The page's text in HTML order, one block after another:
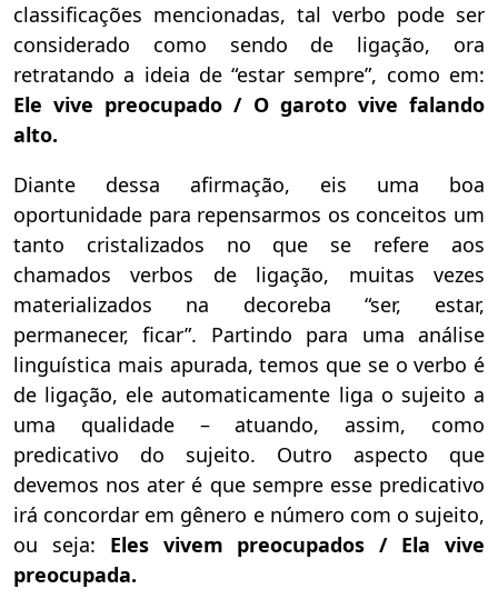
classificações mencionadas, tal verbo pode ser
considerado como sendo de ligação, ora
retratando a ideia de “estar sempre”, como em:
Ele vive preocupado / O garoto vive falando
alto.
Diante dessa afirmação, eis uma boa
oportunidade para repensarmos os conceitos um
tanto cristalizados no que se refere aos
chamados verbos de ligação, muitas vezes
materializados na decoreba “ser, estar,
permanecer, ficar”. Partindo para uma análise
linguística mais apurada, temos que se o verbo é
de ligação, ele automaticamente liga o sujeito a
uma qualidade – atuando, assim, como
predicativo do sujeito. Outro aspecto que
devemos nos ater é que sempre esse predicativo
irá concordar em gênero e número com o sujeito,
ou seja: Eles vivem preocupados / Ela vive
preocupada.